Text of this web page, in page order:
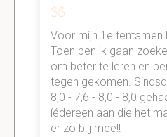
Voor mijn 1e tentamen
Toen ben ik gaan
om beter te leren en
tegen gekomen.
8,0 - 7,6 - 8,0 - 8,0
íédereen aan die het
er zo blij mee!!